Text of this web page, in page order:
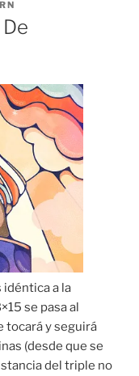
idéntica a la
se pasa al
tocará y seguirá
(desde que se
del triple no